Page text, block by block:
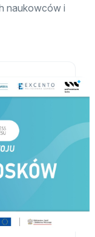
naukowców i